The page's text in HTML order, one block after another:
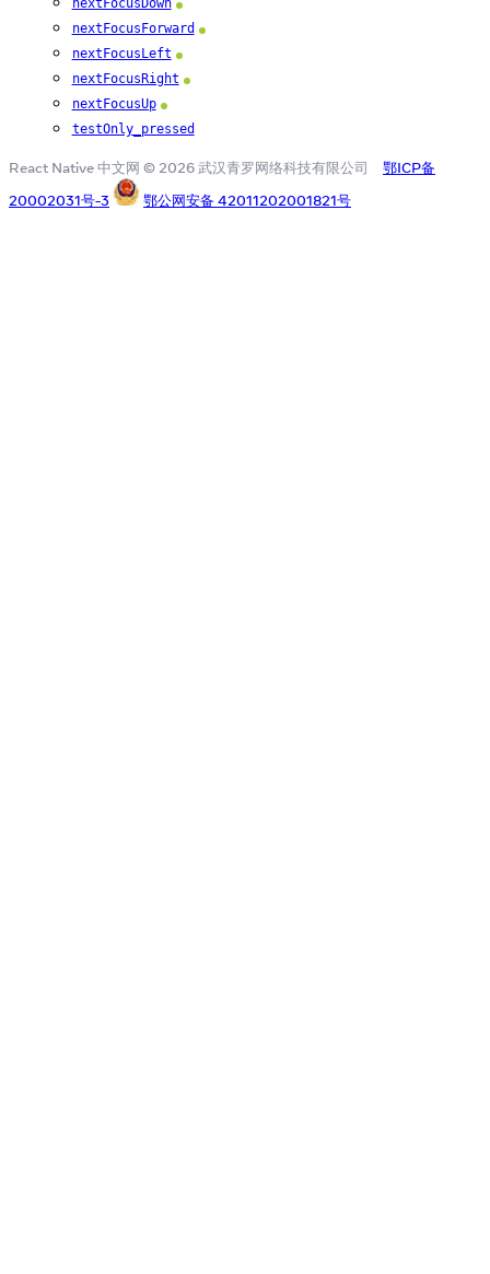
nextFocusDown Android
nextFocusForward Android
nextFocusLeft Android
nextFocusRight Android
nextFocusUp Android
testOnly_pressed
React Native 中文网 © 2026 武汉青罗网络科技有限公司
鄂ICP备
20002031号-3
鄂公网安备 42011202001821号